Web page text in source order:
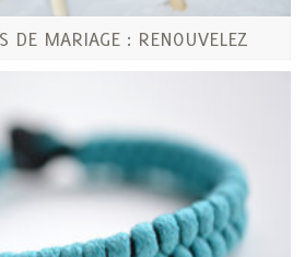
DE MARIAGE : RENOUVELEZ